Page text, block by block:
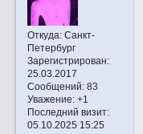
Откуда:Санкт-
Петербург
Зарегистрирован:
25.03.2017
Сообщений:83
Уважение: +1
Последний визит:
05.10.2025 15:25